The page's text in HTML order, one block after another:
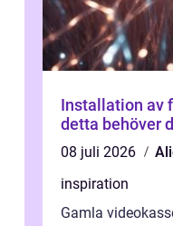
Installation av
detta behöver
08 juli 2026
inspiration
Gamla